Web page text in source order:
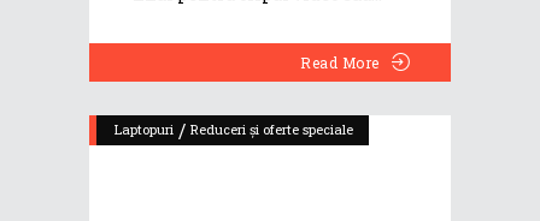
Read More
Laptopuri / Reduceri și oferte speciale